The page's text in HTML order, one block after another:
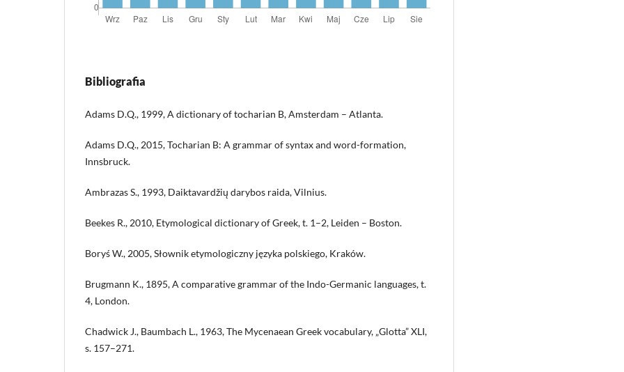
Bibliografia
Adams D.Q., 1999, A dictionary of tocharian B, Amsterdam – Atlanta.
Adams D.Q., 2015, Tocharian B: A grammar of syntax and word-formation,
Innsbruck.
Ambrazas S., 1993, Daiktavardžių darybos raida, Vilnius.
Beekes R., 2010, Etymological dictionary of Greek, t. 1–2, Leiden – Boston.
Boryś W., 2005, Słownik etymologiczny języka polskiego, Kraków.
Brugmann K., 1895, A comparative grammar of the Indo-Germanic languages, t.
4, London.
Chadwick J., Baumbach L., 1963, The Mycenaean Greek vocabulary, „Glotta” XLI,
s. 157–271.